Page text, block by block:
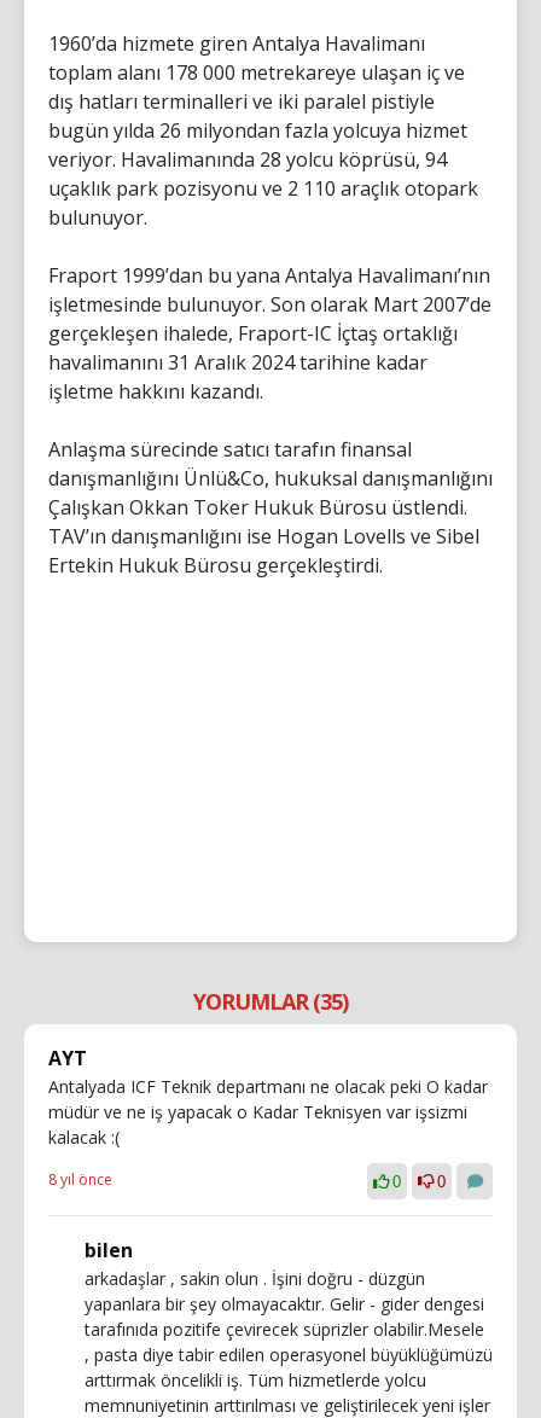
1960’da hizmete giren Antalya Havalimanı
toplam alanı 178 000 metrekareye ulaşan iç ve
dış hatları terminalleri ve iki paralel pistiyle
bugün yılda 26 milyondan fazla yolcuya hizmet
veriyor. Havalimanında 28 yolcu köprüsü, 94
uçaklık park pozisyonu ve 2 110 araçlık otopark
bulunuyor.
Fraport 1999’dan bu yana Antalya Havalimanı’nın
işletmesinde bulunuyor. Son olarak Mart 2007’de
gerçekleşen ihalede, Fraport-IC İçtaş ortaklığı
havalimanını 31 Aralık 2024 tarihine kadar
işletme hakkını kazandı.
Anlaşma sürecinde satıcı tarafın finansal
danışmanlığını Ünlü&Co, hukuksal danışmanlığını
Çalışkan Okkan Toker Hukuk Bürosu üstlendi.
TAV’ın danışmanlığını ise Hogan Lovells ve Sibel
Ertekin Hukuk Bürosu gerçekleştirdi.
YORUMLAR (35)
AYT
Antalyada ICF Teknik departmanı ne olacak peki O kadar
müdür ve ne iş yapacak o Kadar Teknisyen var işsizmi
kalacak :(
8 yıl önce 0 0
bilen
arkadaşlar , sakin olun . İşini doğru - düzgün
yapanlara bir şey olmayacaktır. Gelir - gider dengesi
tarafınıda pozitife çevirecek süprizler olabilir.Mesele
, pasta diye tabir edilen operasyonel büyüklüğümüzü
arttırmak öncelikli iş. Tüm hizmetlerde yolcu
memnuniyetinin arttırılması ve geliştirilecek yeni işler